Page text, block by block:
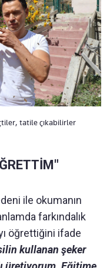
tatile çıkabilirler
ile okumanın
farkındalık
öğrettiğini ifade
kullanan şeker